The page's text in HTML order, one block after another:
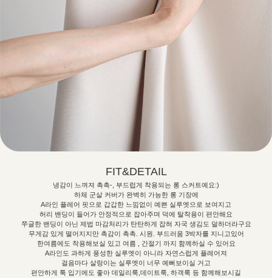
FIT&DETAIL
냉감이 느껴져 촉촉-, 부드럽게 착용되는 롱 스커트예요:)
하체 군살 커버가 완벽히 가능한 롱 기장에
A라인 플레어 핏으로 갑갑한 느낌없이 예쁜 실루엣으로 보여지고
허리 밴딩이 들어가 안정적으로 잡아주며 덕에 탈착용이 편안해요
쭈글한 밴딩이 아닌 제법 마감처리가 탄탄하게 잡혀 자국 생김도 덜하더라구요
무게감 있게 떨어지지만 촉감이 촉촉. 시원. 부드러움 3박자를 지니고있어
한여름에도 착용해보실 있고 여름 , 간절기 까지 함께하실 수 있어요
A라인도 과하게 풍성한 실루엣이 아니라 자연스럽게 플레어져
걸음마다 살랑이는 실루엣이 너무 예뻐보이실 거고
편안하게 툭 입기에도 좋아 데일리룩,데이트룩, 하객룩 등 함께해보시길